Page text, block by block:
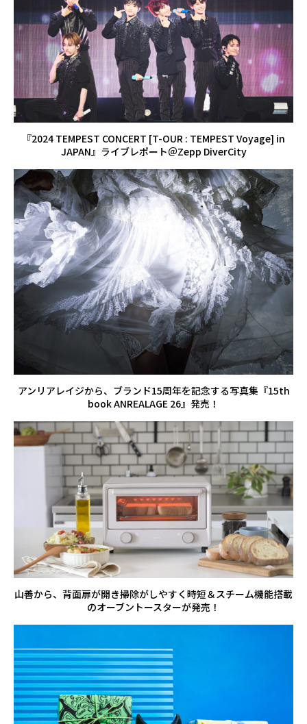
『2024 TEMPEST CONCERT [T-OUR : TEMPEST Voyage] in
JAPAN』ライブレポート＠Zepp DiverCity
アンリアレイジから、ブランド15周年を記念する写真集『15th
book ANREALAGE 26』発売！
山善から、背面扉が開き掃除がしやすく時短＆スチーム機能搭載
のオーブントースターが発売！